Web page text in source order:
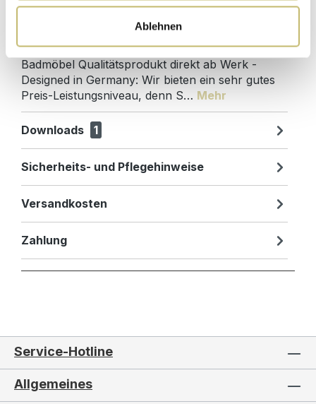
Ablehnen
Produktdetails
Badmöbel Qualitätsprodukt direkt ab Werk -
Designed in Germany: Wir bieten ein sehr gutes
Preis-Leistungsniveau, denn S… Mehr
Downloads 1
Sicherheits- und Pflegehinweise
Versandkosten
Zahlung
Service-Hotline
Allgemeines